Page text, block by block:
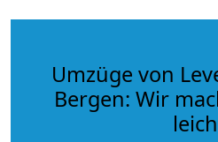
Umzüge von
Bergen: Wir